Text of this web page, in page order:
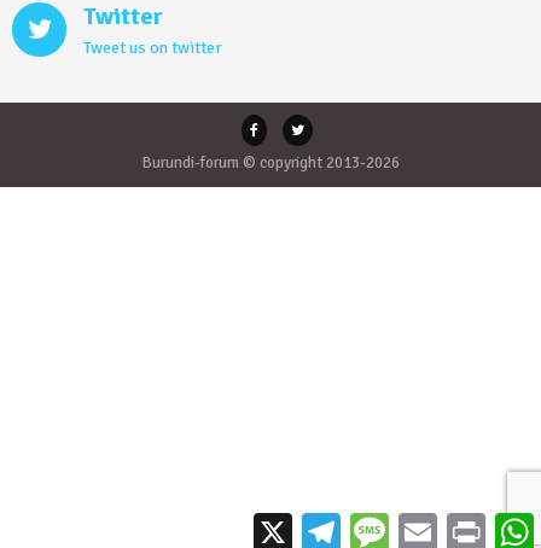
Twitter
Tweet us on twitter
Burundi-forum © copyright 2013-2026
X TelegramMessageEmail Print